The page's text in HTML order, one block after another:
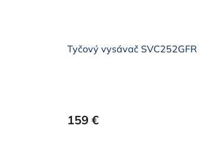
Tyčový vysávač SVC252GFR
159 €